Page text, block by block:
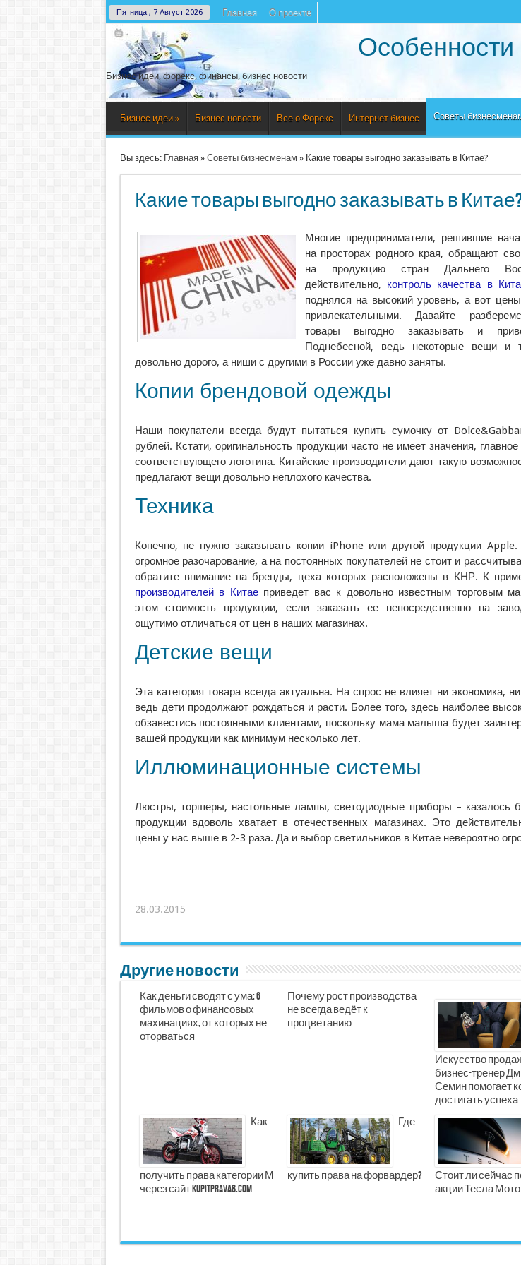
Пятница , 7 Август 2026 Главная О проекте
Особенности
Бизнес идеи, форекс, финансы, бизнес новости
Бизнес идеи » Бизнес новости Все о Форекс Интернет бизнес Советы
Вы здесь: Главная» Советы бизнесменам » Какие товары выгодно заказывать в Китае?
Какие товары выгодно заказывать в
Многие предприниматели, решившие
на просторах родного края, обращают
на продукцию стран Дальнего
действительно, контроль качества в
поднялся на высокий уровень, а вот
привлекательными. Давайте
товары выгодно заказывать и
Поднебесной, ведь некоторые вещи и
довольно дорого, а ниши с другими в России уже давно заняты.
Копии брендовой одежды
Наши покупатели всегда будут пытаться купить сумочку от
рублей. Кстати, оригинальность продукции часто не имеет значения,
соответствующего логотипа. Китайские производители дают такую
предлагают вещи довольно неплохого качества.
Техника
Конечно, не нужно заказывать копии iPhone или другой продукции
огромное разочарование, а на постоянных покупателей не стоит и
обратите внимание на бренды, цеха которых расположены в КНР. К
производителей в Китаеприведет вас к довольно известным торговым
этом стоимость продукции, если заказать ее непосредственно на
ощутимо отличаться от цен в наших магазинах.
Детские вещи
Эта категория товара всегда актуальна. На спрос не влияет ни экономика,
ведь дети продолжают рождаться и расти. Более того, здесь наиболее
обзавестись постоянными клиентами, поскольку мама малыша будет
вашей продукции как минимум несколько лет.
Иллюминационные системы
Люстры, торшеры, настольные лампы, светодиодные приборы – казалось
продукции вдоволь хватает в отечественных магазинах. Это
цены у нас выше в 2-3 раза. Да и выбор светильников в Китае невероятно
28.03.2015
Другие новости
Как деньги сводят с ума: 6
фильмов о финансовых
махинациях, от которых не
оторваться
Почему рост производства
не всегда ведёт к
процветанию
Искусство
бизнес-тренер
Семин помогает
достигать успеха
Как
получить права категории М
через сайт kupitpravab.com
Где
купить права на форвардер?
Стоит ли сейчас
акции Тесла